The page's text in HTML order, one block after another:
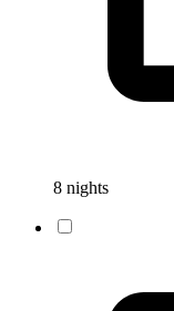
8 nights